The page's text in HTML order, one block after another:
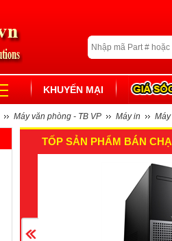
KHUYẾN MẠI
Máy văn phòng - TB VP Máy in
TỐP SẢN PHẨM BÁN